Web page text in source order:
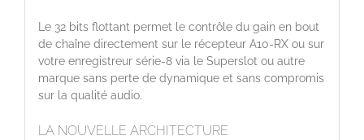
Le 32 bits flottant permet le contrôle du gain en bout
de chaîne directement sur le récepteur A10-RX ou sur
votre enregistreur série-8 via le Superslot ou autre
marque sans perte de dynamique et sans compromis
sur la qualité audio.
LA NOUVELLE ARCHITECTURE